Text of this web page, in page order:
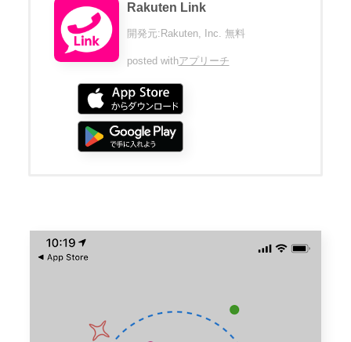
Rakuten Link
開発元: Rakuten, Inc. 無料
posted withアプリーチ